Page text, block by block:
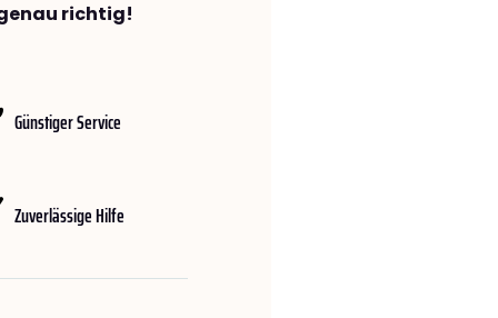
richtig!
Günstiger Service
Zuverlässige Hilfe